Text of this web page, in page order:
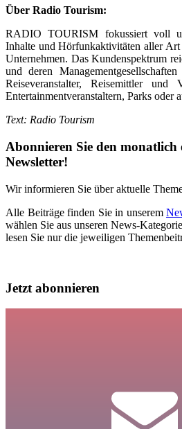
Über Radio Tourism:
RADIO TOURISM fokussiert voll
Inhalte und Hörfunkaktivitäten aller
Unternehmen. Das Kundenspektrum
und deren
Reiseveranstalter, Reisemittler
Entertainmentveranstaltern, Parks oder
Text: Radio Tourism
Abonnieren Sie den monatlich
Newsletter!
Wir informieren Sie über aktuelle
Alle Beiträge finden Sie in unserem
wählen Sie aus unseren News-
lesen Sie nur die jeweiligen
Jetzt abonnieren